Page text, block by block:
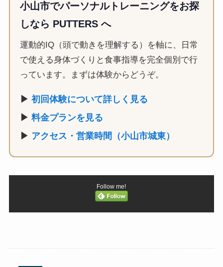
小山市でパーソナルトレーニングをお探
しなら PUTTERS へ
運動的IQ（頭で動きを理解する）を軸に、日常
で使える身体づくりと食事指導を完全個別で行
っています。まずは体験からどうぞ。
▶ 初回体験について詳しく見る
▶ 料金プランを見る
▶ アクセス・営業時間（小山市城東）
Follow me!